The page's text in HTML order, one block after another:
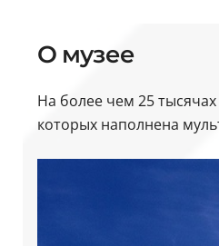
О музее
На более чем 25
которых наполнена